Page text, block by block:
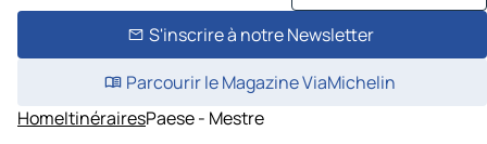
S'inscrire à notre Newsletter
Parcourir le Magazine ViaMichelin
HomeItinérairesPaese - Mestre